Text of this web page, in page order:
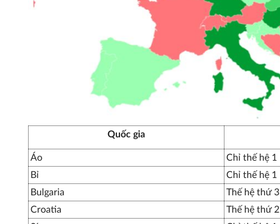
Quốc gia
Áo
Chỉ thế hệ 1
Bỉ
Chỉ thế hệ 1
Bulgaria
Thế hệ thứ 3
Croatia
Thế hệ thứ 2